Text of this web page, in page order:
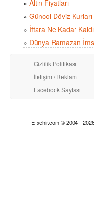
» Altın Fiyatları
» Güncel Döviz Kurları
» İftara Ne Kadar Kaldı
» Dünya Ramazan
Gizlilik Politikası
İletişim / Reklam
Facebook Sayfası
E-sehir.com © 2004 -